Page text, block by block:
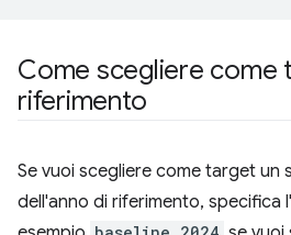
Come scegliere come
riferimento
Se vuoi scegliere come target un
dell'anno di riferimento, specifica